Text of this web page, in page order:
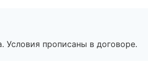
прописаны в договоре.